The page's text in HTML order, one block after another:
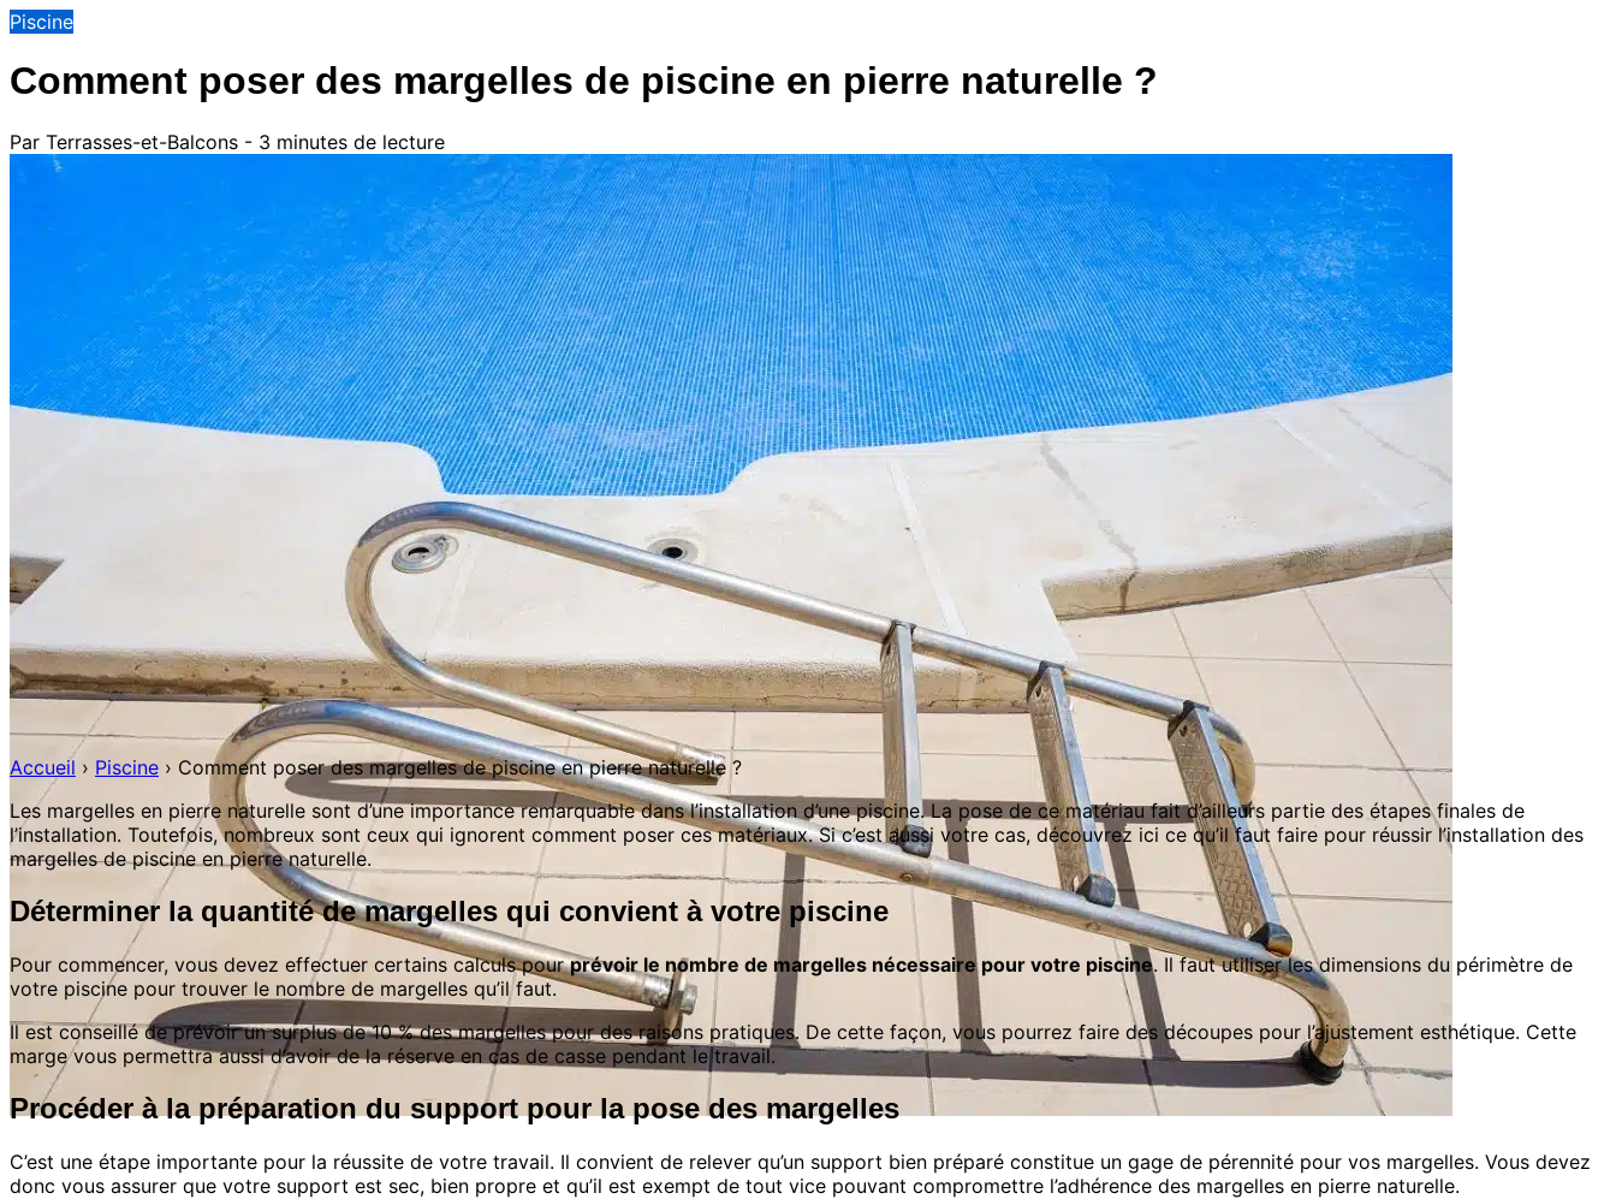
Piscine
Comment poser des margelles de piscine en pierre naturelle ?
Par Terrasses-et-Balcons - 3 minutes de lecture
Accueil › Piscine › Comment poser des margelles de piscine en pierre naturelle ?
Les margelles en pierre naturelle sont d’une importance remarquable dans l’installation d’une piscine. La pose de ce matériau fait d’ailleurs partie des étapes finales de
l’installation. Toutefois, nombreux sont ceux qui ignorent comment poser ces matériaux. Si c’est aussi votre cas, découvrez ici ce qu’il faut faire pour réussir l’installation des
margelles de piscine en pierre naturelle.
Déterminer la quantité de margelles qui convient à votre piscine
Pour commencer, vous devez effectuer certains calculs pourprévoir le nombre de margelles nécessaire pour votre piscine. Il faut utiliser les dimensions du périmètre de
votre piscine pour trouver le nombre de margelles qu’il faut.
Il est conseillé de prévoir un surplus de 10 % des margelles pour des raisons pratiques. De cette façon, vous pourrez faire des découpes pour l’ajustement esthétique. Cette
marge vous permettra aussi d’avoir de la réserve en cas de casse pendant le travail.
Procéder à la préparation du support pour la pose des margelles
C’est une étape importante pour la réussite de votre travail. Il convient de relever qu’un support bien préparé constitue un gage de pérennité pour vos margelles. Vous devez
donc vous assurer que votre support est sec, bien propre et qu’il est exempt de tout vice pouvant compromettre l’adhérence des margelles en pierre naturelle.